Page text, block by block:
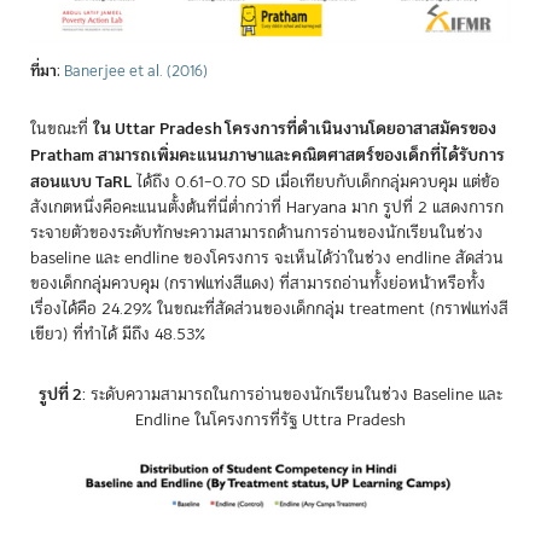
ที่มา: Banerjee et al. (2016)
ในขณะที่ ใน Uttar Pradesh โครงการที่ดำเนินงานโดยอาสาสมัครของ
Pratham สามารถเพิ่มคะแนนภาษาและคณิตศาสตร์ของเด็กที่ได้รับการ
สอนแบบ TaRLได้ถึง 0.61–0.70 SD เมื่อเทียบกับเด็กกลุ่มควบคุม แต่ข้อ
สังเกตหนึ่งคือคะแนนตั้งต้นที่นี่ต่ำกว่าที่ Haryana มาก รูปที่ 2 แสดงการก
ระจายตัวของระดับทักษะความสามารถด้านการอ่านของนักเรียนในช่วง
baseline และ endline ของโครงการ จะเห็นได้ว่าในช่วง endline สัดส่วน
ของเด็กกลุ่มควบคุม (กราฟแท่งสีแดง) ที่สามารถอ่านทั้งย่อหน้าหรือทั้ง
เรื่องได้คือ 24.29% ในขณะที่สัดส่วนของเด็กกลุ่ม treatment (กราฟแท่งสี
เขียว) ที่ทำได้ มีถึง 48.53%
รูปที่ 2: ระดับความสามารถในการอ่านของนักเรียนในช่วง Baseline และ
Endline ในโครงการที่รัฐ Uttra Pradesh